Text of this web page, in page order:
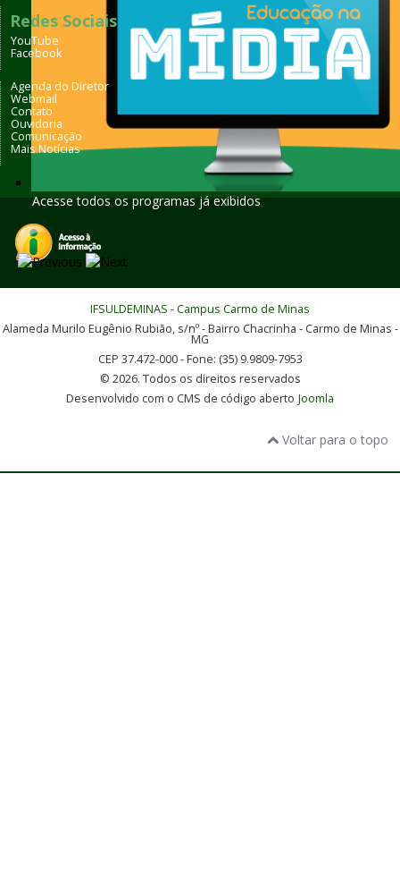
Acesse todos os programas já exibidos
Redes Sociais
YouTube
Facebook
Agenda do Diretor
Webmail
Contato
Ouvidoria
Comunicação
Mais Notícias
IFSULDEMINAS - Campus Carmo de Minas
Alameda Murilo Eugênio Rubião, s/nº - Bairro Chacrinha - Carmo de Minas -
MG
CEP 37.472-000 - Fone: (35) 9.9809-7953
© 2026. Todos os direitos reservados
Desenvolvido com o CMS de código aberto Joomla
Voltar para o topo